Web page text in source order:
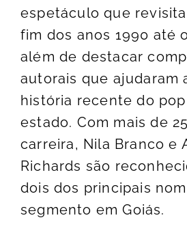
espetáculo que
fim dos anos 1990 até
além de destacar
autorais que ajudaram
história recente do
estado. Com mais de
carreira, Nila Branco e
Richards são
dois dos principais
segmento em Goiás.